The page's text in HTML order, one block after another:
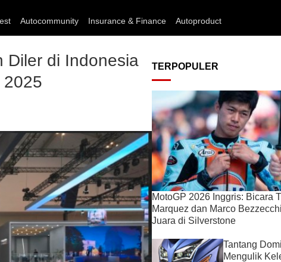
Autocommunity Insurance & Finance Autoproduct
Diler di Indonesia
2025
TERPOPULER
MotoGP 2026 Inggris: Bicara
Marquez dan Marco
Juara di Silverstone
Tantang
Mengulik